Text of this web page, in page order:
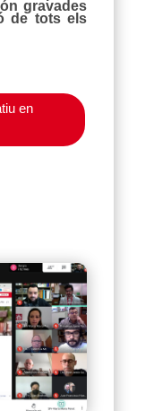
gravades
de tots els
en